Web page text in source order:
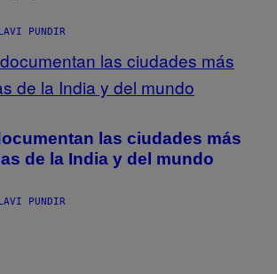
PUNDIR
las ciudades más
de la India y del mundo
PUNDIR